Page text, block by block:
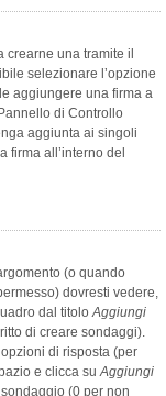
una tramite il
selezionare l’opzione
aggiungere una firma a
di Controllo
aggiunta ai singoli
all’interno del
(o quando
dovresti vedere,
dal titoloAggiungi
di creare sondaggi).
di risposta (per
e clicca suAggiungi
(0 per non